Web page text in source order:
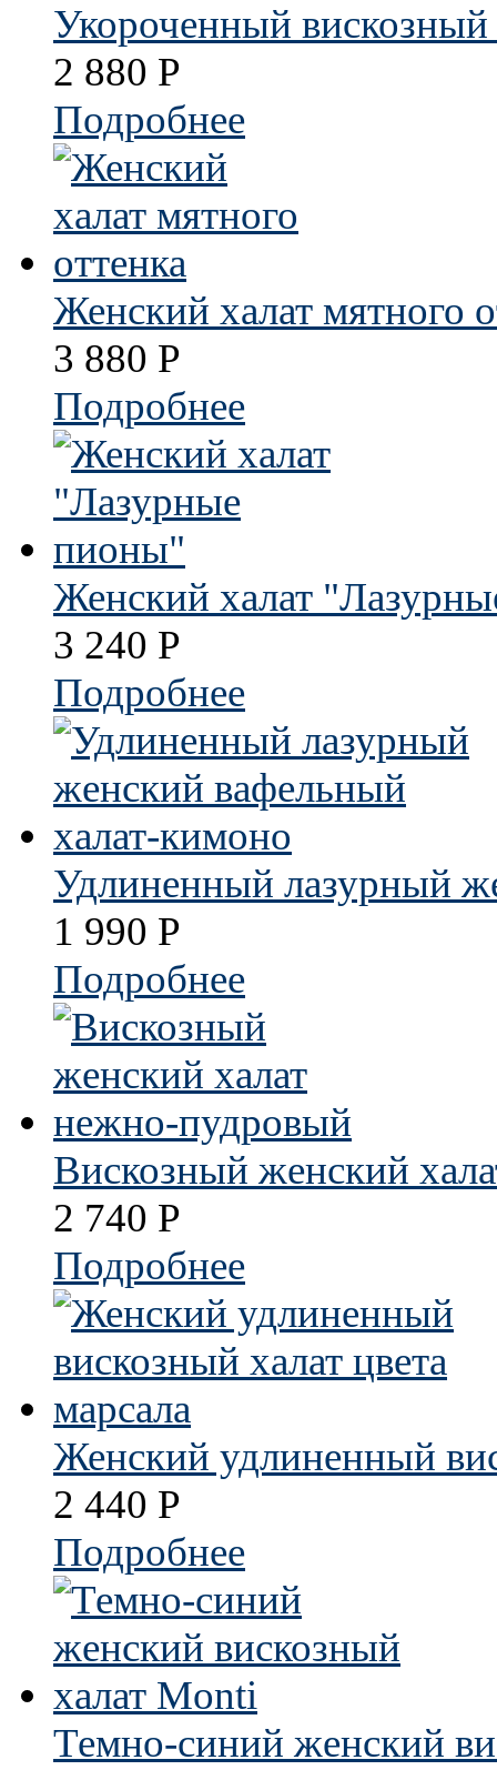
Укороченный
2 880 Р
Подробнее
Женский халат мятного
3 880 Р
Подробнее
Женский халат
3 240 Р
Подробнее
Удлиненный лазурный
1 990 Р
Подробнее
Вискозный женский
2 740 Р
Подробнее
Женский удлиненный
2 440 Р
Подробнее
Темно-синий женский